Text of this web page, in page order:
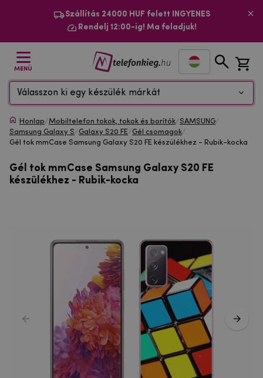
Szállítás 24000 HUF felett INGYENES
Rendelj 12:00-ig! Ma feladjuk!
MENÜ
Válasszon ki egy készülék márkát
Honlap/Mobiltelefon tokok, tokok és borítók/SAMSUNG/
Samsung Galaxy S/Galaxy S20 FE/Gél csomagok/
Gél tok mmCase Samsung Galaxy S20 FE készülékhez - Rubik-kocka
Gél tok mmCase Samsung Galaxy S20 FE
készülékhez - Rubik-kocka